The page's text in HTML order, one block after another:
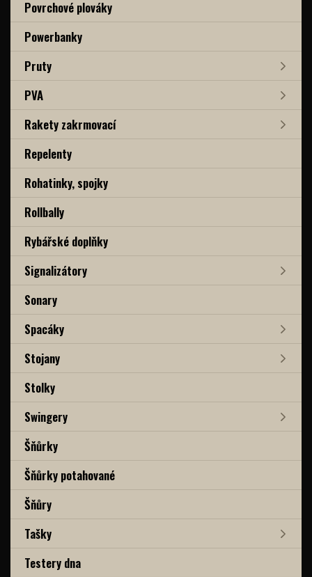
Povrchové plováky
Powerbanky
Pruty
PVA
Rakety zakrmovací
Repelenty
Rohatinky, spojky
Rollbally
Rybářské doplňky
Signalizátory
Sonary
Spacáky
Stojany
Stolky
Swingery
Šňůrky
Šňůrky potahované
Šňůry
Tašky
Testery dna